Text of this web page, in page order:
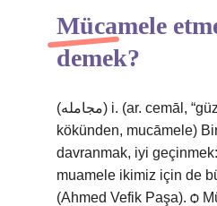
Mücamele
demek?
(ﻣﺠﺎﻣﻠﻪ) i. (ar. cemāl, “güzel olmak”
kökünden, mucāmele)
davranmak, iyi
muamele ikimiz için de
(Ahmed Vefik Paşa). ѻ